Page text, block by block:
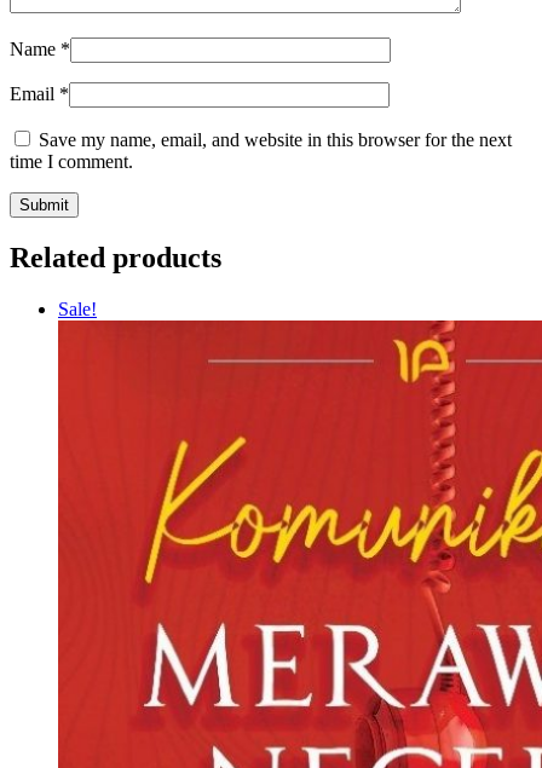
Name *
Email *
Save my name, email, and website in this browser for the next
time I comment.
Related products
Sale!